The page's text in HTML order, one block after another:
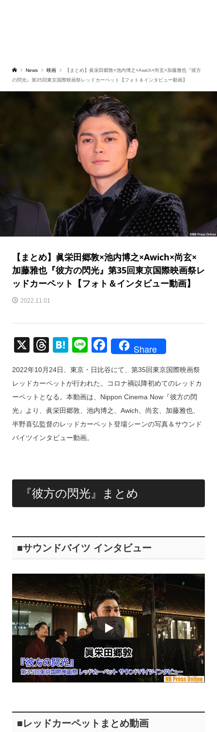
News 映画
【まとめ】眞栄田郷敦×池内博之×Awich×尚玄×加藤雅也『彼方
の閃光』第35回東京国際映画祭レッドカーペット【フォト＆インタビュー動画】
【まとめ】眞栄田郷敦×池内博之×Awich×尚玄×
加藤雅也『彼方の閃光』第35回東京国際映画祭レ
ッドカーペット【フォト＆インタビュー動画】
2022.11.01
X
T
e
a
d
s
H
e
n
a
Li
e
F
c
e
b
o
Share
2022年10月24日、東京・日比谷にて、第35回東京国際映画祭
レッドカーペットが行われた。コロナ禍以降初めてのレッドカ
ーペットとなる。本動画は、Nippon Cinema Now『彼方の閃
光』より、眞栄田郷敦、池内博之、Awich、尚玄、加藤雅也、
半野喜弘監督のレッドカーペット登場シーンの写真＆サウンド
バイツインタビュー動画。
『彼方の閃光』まとめ
■サウンドバイツ インタビュー
■レッドカーペットまとめ動画